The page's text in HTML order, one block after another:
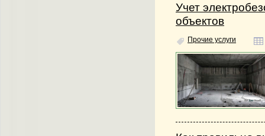
Учет
объектов
Прочие услуги